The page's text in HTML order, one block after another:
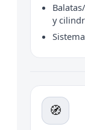
y
🧭